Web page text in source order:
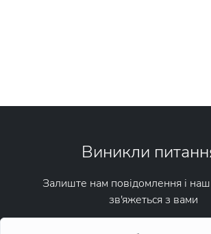
Виникли
Залиште нам повідомлення і
зв'яжеться з вами